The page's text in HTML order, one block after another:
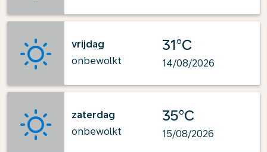
vrijdag
onbewolkt
31°C
14/08/2026
zaterdag
onbewolkt
35°C
15/08/2026